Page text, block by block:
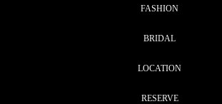
FASHION
BRIDAL
LOCATION
RESERVE